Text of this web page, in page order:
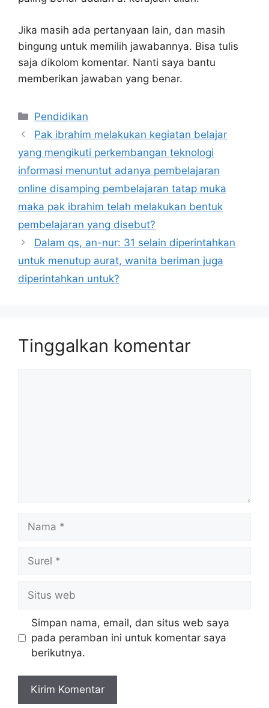
Jika masih ada pertanyaan lain, dan masih
bingung untuk memilih jawabannya. Bisa tulis
saja dikolom komentar. Nanti saya bantu
memberikan jawaban yang benar.
Kategori
Pendidikan
Pak ibrahim melakukan kegiatan belajar
yang mengikuti perkembangan teknologi
informasi menuntut adanya pembelajaran
online disamping pembelajaran tatap muka
maka pak ibrahim telah melakukan bentuk
pembelajaran yang disebut?
Dalam qs, an-nur: 31 selain diperintahkan
untuk menutup aurat, wanita beriman juga
diperintahkan untuk?
Tinggalkan komentar
web
Simpan nama, email, dan situs web saya
pada peramban ini untuk komentar saya
berikutnya.